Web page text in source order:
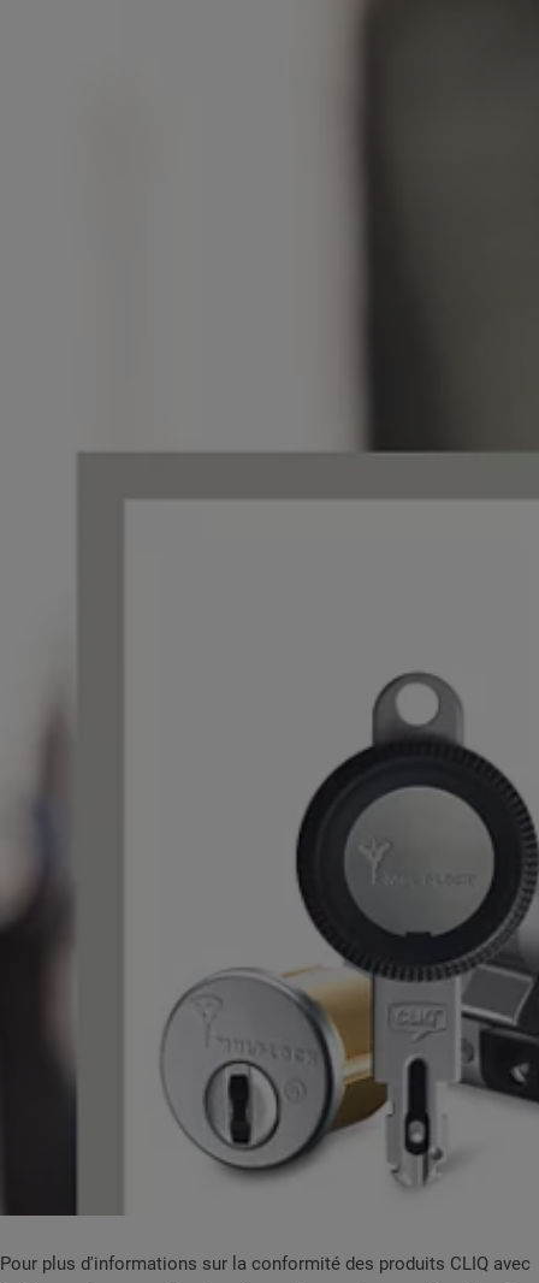
Pour plus d'informations sur la conformité des produits CLIQ avec